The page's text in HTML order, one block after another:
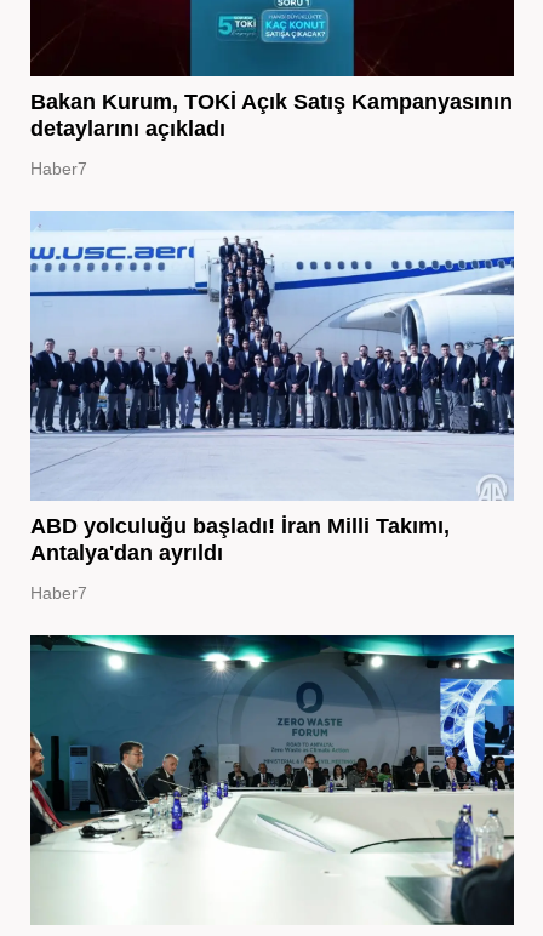
Bakan Kurum, TOKİ Açık Satış Kampanyasının
detaylarını açıkladı
Haber7
ABD yolculuğu başladı! İran Milli Takımı,
Antalya'dan ayrıldı
Haber7